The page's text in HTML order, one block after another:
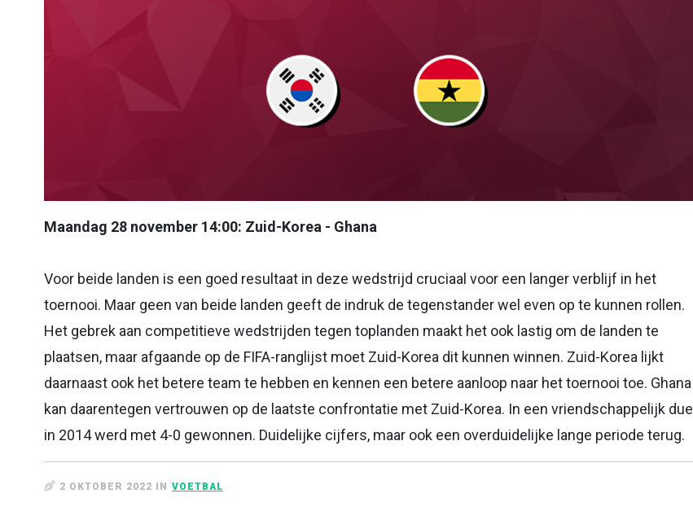
Maandag 28 november 14:00: Zuid-Korea - Ghana
Voor beide landen is een goed resultaat in deze wedstrijd cruciaal voor een langer verblijf in het
toernooi. Maar geen van beide landen geeft de indruk de tegenstander wel even op te kunnen rollen.
Het gebrek aan competitieve wedstrijden tegen toplanden maakt het ook lastig om de landen te
plaatsen, maar afgaande op de FIFA-ranglijst moet Zuid-Korea dit kunnen winnen. Zuid-Korea lijkt
daarnaast ook het betere team te hebben en kennen een betere aanloop naar het toernooi toe. Ghana
kan daarentegen vertrouwen op de laatste confrontatie met Zuid-Korea. In een vriendschappelijk duel
in 2014 werd met 4-0 gewonnen. Duidelijke cijfers, maar ook een overduidelijke lange periode terug.
2 OKTOBER 2022 IN VOETBAL